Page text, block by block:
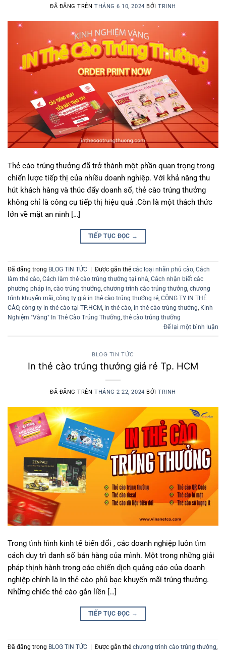
ĐÃ ĐĂNG TRÊN THÁNG 6 10, 2024 BỞITRINH
Thẻ cào trúng thưởng đã trở thành một phần quan trọng trong
chiến lược tiếp thị của nhiều doanh nghiệp. Với khả năng thu
hút khách hàng và thúc đẩy doanh số, thẻ cào trúng thưởng
không chỉ là công cụ tiếp thị hiệu quả .Còn là một thách thức
lớn về mặt an ninh […]
TIẾP TỤC ĐỌC →
Đã đăng trong BLOG TIN TỨC Được gắn thẻ các loại nhãn phủ cào, Cách
làm thẻ cào, Cách làm thẻ cào trúng thưởng tại nhà, Cách nhận biết các
phương pháp in, cào trúng thưởng, chương trình cào trúng thưởng, chương
trình khuyến mãi, công ty giá in thẻ cào trúng thưởng rẻ, CÔNG TY IN THẺ
CÀO, công ty in thẻ cào tại TP.HCM, in thẻ cào, in thẻ cào trúng thưởng, Kinh
Nghiệm "Vàng" In Thẻ Cào Trúng Thưởng, thẻ cào trúng thưởng
Để lại một bình luận
BLOG TIN TỨC
In thẻ cào trúng thưởng giá rẻ Tp. HCM
ĐÃ ĐĂNG TRÊN THÁNG 2 22, 2024 BỞITRINH
Trong tình hình kinh tế biến đổi , các doanh nghiệp luôn tìm
cách duy trì danh số bán hàng của mình. Một trong những giải
pháp thịnh hành trong các chiến dịch quảng cáo của doanh
nghiệp chính là in thẻ cào phủ bạc khuyến mãi trúng thưởng.
Những chiếc thẻ cào gắn liền […]
TIẾP TỤC ĐỌC →
Đã đăng trong BLOG TIN TỨC | Được gắn thẻ chương trình cào trúng thưởng